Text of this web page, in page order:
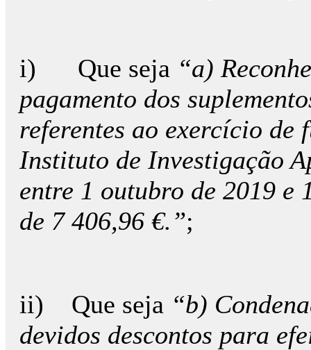
i) Que seja “a)
pagamento dos
referentes ao exercício de
Instituto de Investigação
entre 1 outubro de 2019
de 7 406,96 €.”;
ii) Que seja “b)
devidos descontos para